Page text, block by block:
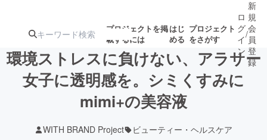
プロジェクトを掲
載するには
はじ
める
プロジェクト
をさがす
注目のリ 注目の新着プロ募集終了が近いプ
ロ
グ
イ
ン
/
新
規
会
員
登
録
環境ストレスに負けない、アラサー
女子に透明感を。シミくすみに
mimi+の美容液
WITH BRAND Project ビューティー・ヘルスケア